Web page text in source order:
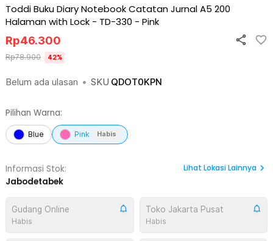
Toddi Buku Diary Notebook Catatan Jurnal A5 200
Halaman with Lock - TD-330 - Pink
Belum ada ulasan • SKU QDOT0KPN
Rp46.300
Rp78.900 42%
Pilihan Warna:
Blue Pink Habis
Informasi Stok:
Jabodetabek
Lihat Lokasi Lainnya
Gudang Online
Habis
Toko Jakarta Pusat
Habis